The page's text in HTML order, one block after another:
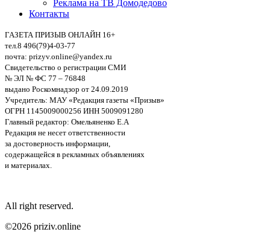
Реклама на ТВ Домодедово
Контакты
ГАЗЕТА ПРИЗЫВ ОНЛАЙН 16+
тел.8 496(79)4-03-77
почта: prizyv.online@yandex.ru
Свидетельство о регистрации СМИ
№ ЭЛ № ФС 77 – 76848
выдано Роскомнадзор от 24.09.2019
Учредитель: МАУ «Редакция газеты «Призыв»
ОГРН 1145009000256 ИНН 5009091280
Главный редактор: Омельяненко Е.А
Редакция не несет ответственности
за достоверность информации,
содержащейся в рекламных объявлениях
и материалах.
All right reserved.
©2026 priziv.online